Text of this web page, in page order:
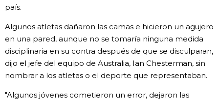
Tokio
Avisos
país.
Algunos atletas dañaron las camas e hicieron un agujero
en una pared, aunque no se tomaría ninguna medida
disciplinaria en su contra después de que se disculparan,
dijo el jefe del equipo de Australia, Ian Chesterman, sin
nombrar a los atletas o el deporte que representaban.
"Algunos jóvenes cometieron un error, dejaron las